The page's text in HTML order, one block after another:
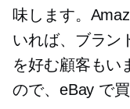
味します。
いれば、ブラン
を好む顧客もい
ので、eBay で